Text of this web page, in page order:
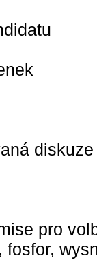
pro
fosfor,